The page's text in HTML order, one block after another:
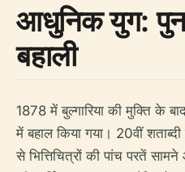
आधुनिक युग:
बहाली
1878 में बुल्गारिया की मुक्ति के
में बहाल किया गया। 20वीं
से भित्तिचित्रों की पांच परतें